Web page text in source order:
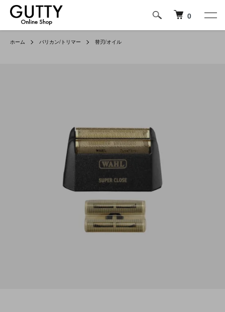
0
ホーム バリカン/トリマー 替刃/オイル